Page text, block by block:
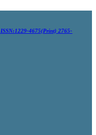
ISSN:1229-4675(Print) 2765-